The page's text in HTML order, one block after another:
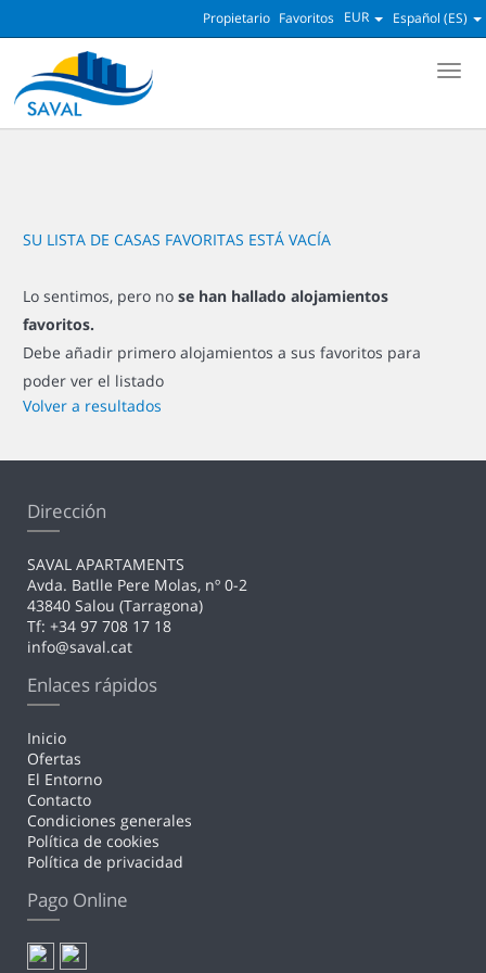
Español (ES)
EUR
Favoritos
Propietario
SU LISTA DE CASAS FAVORITAS ESTÁ VACÍA
Lo sentimos, pero no se han hallado alojamientos
favoritos.
Debe añadir primero alojamientos a sus favoritos para
poder ver el listado
Volver a resultados
Dirección
SAVAL APARTAMENTS
Avda. Batlle Pere Molas, nº 0-2
43840 Salou (Tarragona)
Tf: +34 97 708 17 18
info@saval.cat
Enlaces rápidos
Inicio
Ofertas
El Entorno
Contacto
Condiciones generales
Política de cookies
Política de privacidad
Pago Online